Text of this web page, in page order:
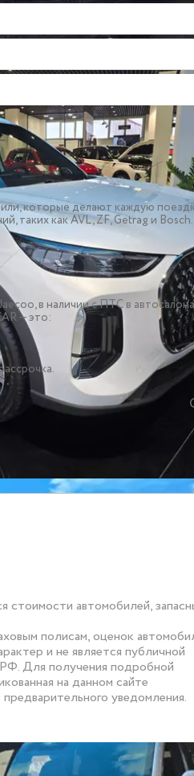
которые делают каждую
таких как AVL, ZF, Getrag и Bosch.
в наличии c ПТС в
— это:
стоимости автомобилей,
полисам, оценок
и не является публичной
Для получения подробной
на данном сайте
уведомления.